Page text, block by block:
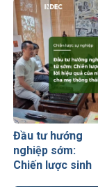
Đầu tư hướng
nghiệp sớm:
Chiến lược sinh